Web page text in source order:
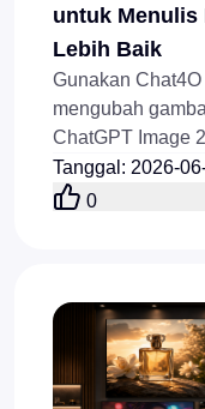
untuk Menulis
Lebih Baik
Gunakan
mengubah
ChatGPT Image
produk, iklan,
Tanggal : 2026-
0